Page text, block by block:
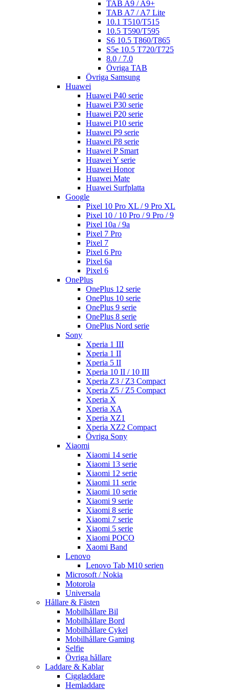
TAB A9 / A9+
TAB A7 / A7 Lite
10.1 T510/T515
10.5 T590/T595
S6 10.5 T860/T865
S5e 10.5 T720/T725
8.0 / 7.0
Övriga TAB
Övriga Samsung
Huawei
Huawei P40 serie
Huawei P30 serie
Huawei P20 serie
Huawei P10 serie
Huawei P9 serie
Huawei P8 serie
Huawei P Smart
Huawei Y serie
Huawei Honor
Huawei Mate
Huawei Surfplatta
Google
Pixel 10 Pro XL / 9 Pro XL
Pixel 10 / 10 Pro / 9 Pro / 9
Pixel 10a / 9a
Pixel 7 Pro
Pixel 7
Pixel 6 Pro
Pixel 6a
Pixel 6
OnePlus
OnePlus 12 serie
OnePlus 10 serie
OnePlus 9 serie
OnePlus 8 serie
OnePlus Nord serie
Sony
Xperia 1 III
Xperia 1 II
Xperia 5 II
Xperia 10 II / 10 III
Xperia Z3 / Z3 Compact
Xperia Z5 / Z5 Compact
Xperia X
Xperia XA
Xperia XZ1
Xperia XZ2 Compact
Övriga Sony
Xiaomi
Xiaomi 14 serie
Xiaomi 13 serie
Xiaomi 12 serie
Xiaomi 11 serie
Xiaomi 10 serie
Xiaomi 9 serie
Xiaomi 8 serie
Xiaomi 7 serie
Xiaomi 5 serie
Xiaomi POCO
Xaomi Band
Lenovo
Lenovo Tab M10 serien
Microsoft / Nokia
Motorola
Universala
Hållare & Fästen
Mobilhållare Bil
Mobilhållare Bord
Mobilhållare Cykel
Mobilhållare Gaming
Selfie
Övriga hållare
Laddare & Kablar
Ciggladdare
Hemladdare